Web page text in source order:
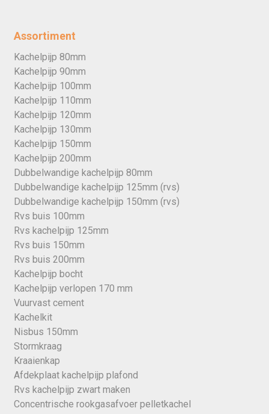
Assortiment
Kachelpijp 80mm
Kachelpijp 90mm
Kachelpijp 100mm
Kachelpijp 110mm
Kachelpijp 120mm
Kachelpijp 130mm
Kachelpijp 150mm
Kachelpijp 200mm
Dubbelwandige kachelpijp 80mm
Dubbelwandige kachelpijp 125mm (rvs)
Dubbelwandige kachelpijp 150mm (rvs)
Rvs buis 100mm
Rvs kachelpijp 125mm
Rvs buis 150mm
Rvs buis 200mm
Kachelpijp bocht
Kachelpijp verlopen 170 mm
Vuurvast cement
Kachelkit
Nisbus 150mm
Stormkraag
Kraaienkap
Afdekplaat kachelpijp plafond
Rvs kachelpijp zwart maken
Concentrische rookgasafvoer pelletkachel